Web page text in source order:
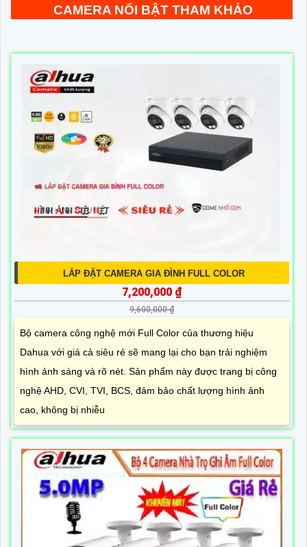
CAMERA NỔI BẬT THAM KHẢO
LẮP ĐẶT CAMERA GIA ĐÌNH FULL COLOR
7,200,000 ₫
9,600,000 ₫
Bộ camera công nghệ mới Full Color của thương hiệu
Dahua với giá cả siêu rẻ sẽ mang lại cho bạn trải nghiệm
hình ảnh sáng và rõ nét. Sản phẩm này được trang bị công
nghệ AHD, CVI, TVI, BCS, đảm bảo chất lượng hình ảnh
cao, không bị nhiễu